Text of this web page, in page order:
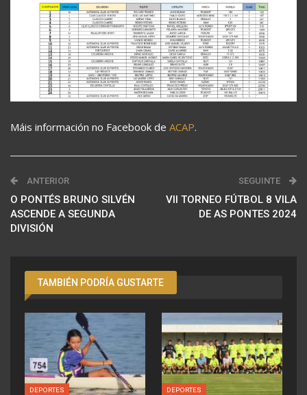
Máis información no Facebook de ACAP.
ANTERIOR
O PONTÉS BRUNO SILVÉN
ASCENDE A SEGUNDA
DIVISIÓN
SEGUINTE
VII TORNEO FÚTBOL 8 VILA
DE AS PONTES 2024
TAMBIÉN PODRÍA GUSTARTE
DEPORTES DEPORTES